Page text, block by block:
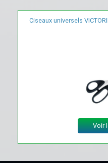
Ciseaux universels
Voir